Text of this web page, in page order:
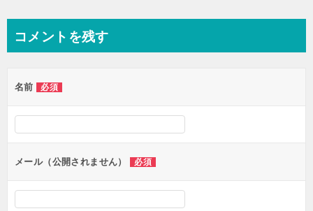
ビ
ー
シ
ン
コメントを残す
名前 必須
メール（公開されません） 必須